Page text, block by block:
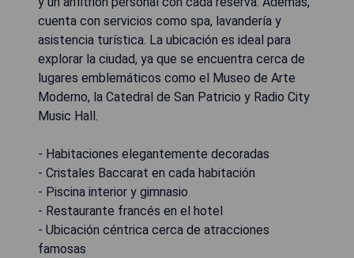
cuenta con servicios como spa, lavandería y
asistencia turística. La ubicación es ideal para
explorar la ciudad, ya que se encuentra cerca de
lugares emblemáticos como el Museo de Arte
Moderno, la Catedral de San Patricio y Radio City
Music Hall.
- Habitaciones elegantemente decoradas
- Cristales Baccarat en cada habitación
- Piscina interior y gimnasio
- Restaurante francés en el hotel
- Ubicación céntrica cerca de atracciones
famosas